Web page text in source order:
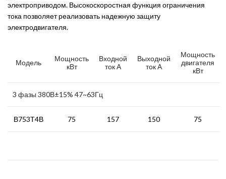
электроприводом. Высокоскоростная функция ограничения
тока позволяет реализовать надежную защиту
электродвигателя.
Модель
Мощность
кВт
Входной
ток А
Выходной
ток А
Мощность
двигателя
кВт
3 фазы 380В±15% 47~63Гц
В753Т4В 75 157 150 75